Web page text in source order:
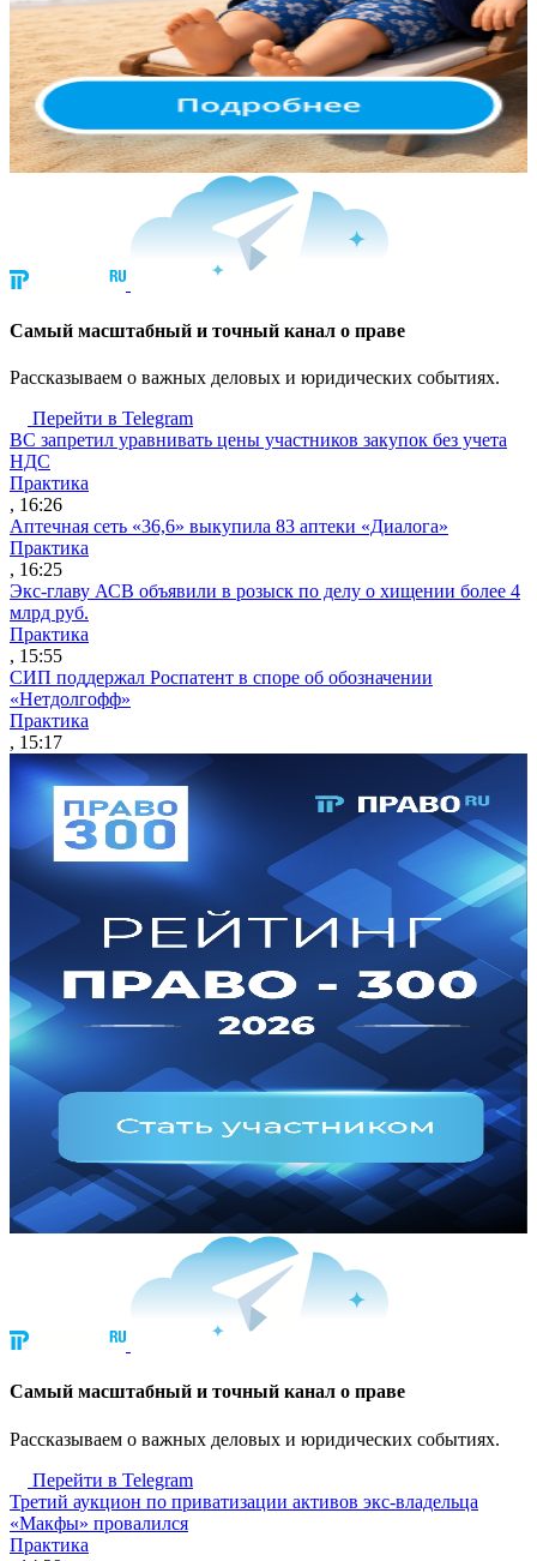
Cамый масштабный и точный канал о праве
Рассказываем о важных деловых и юридических событиях.
Перейти в Telegram
ВС запретил уравнивать цены участников закупок без учета
НДС
Практика
, 16:26
Аптечная сеть «36,6» выкупила 83 аптеки «Диалога»
Практика
, 16:25
Экс-главу АСВ объявили в розыск по делу о хищении более 4
млрд руб.
Практика
, 15:55
СИП поддержал Роспатент в споре об обозначении
«Нетдолгофф»
Практика
, 15:17
Cамый масштабный и точный канал о праве
Рассказываем о важных деловых и юридических событиях.
Перейти в Telegram
Третий аукцион по приватизации активов экс-владельца
«Макфы» провалился
Практика